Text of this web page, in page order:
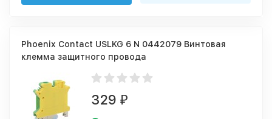
Phoenix Contact USLKG 6 N 0442079 Винтовая
клемма защитного провода
329 ₽